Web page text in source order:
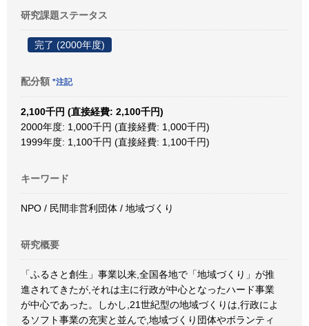
研究課題ステータス
完了 (2000年度)
配分額 *注記
2,100千円 (直接経費: 2,100千円)
2000年度: 1,000千円 (直接経費: 1,000千円)
1999年度: 1,100千円 (直接経費: 1,100千円)
キーワード
NPO / 民間非営利団体 / 地域づくり
研究概要
「ふるさと創生」事業以来,全国各地で「地域づくり」が推
進されてきたが,それは主に行政が中心となったハード事業
が中心であった。しかし,21世紀型の地域づくりは,行政によ
るソフト事業の充実と並んで,地域づくり団体やボランティ